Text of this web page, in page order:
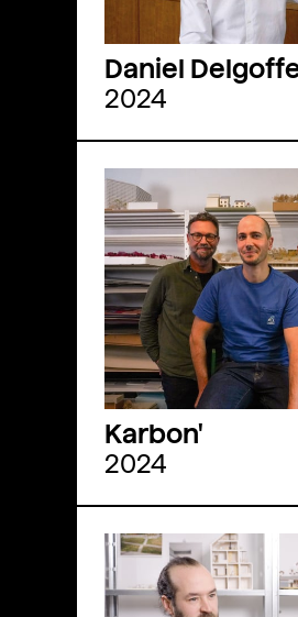
Daniel
2024
Karbon'
2024